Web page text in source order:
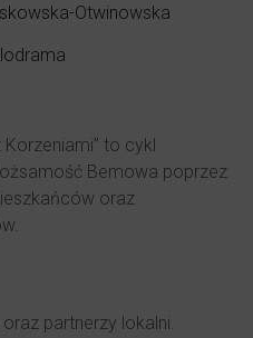
Otwinowska
to cykl
Bemowa poprzez
oraz
partnerzy lokalni.